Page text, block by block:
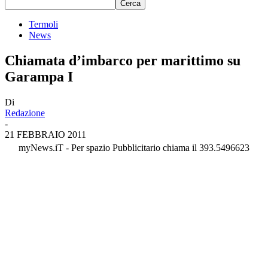
Termoli
News
Chiamata d’imbarco per marittimo su
Garampa I
Di
Redazione
-
21 FEBBRAIO 2011
myNews.iT - Per spazio Pubblicitario chiama il 393.5496623